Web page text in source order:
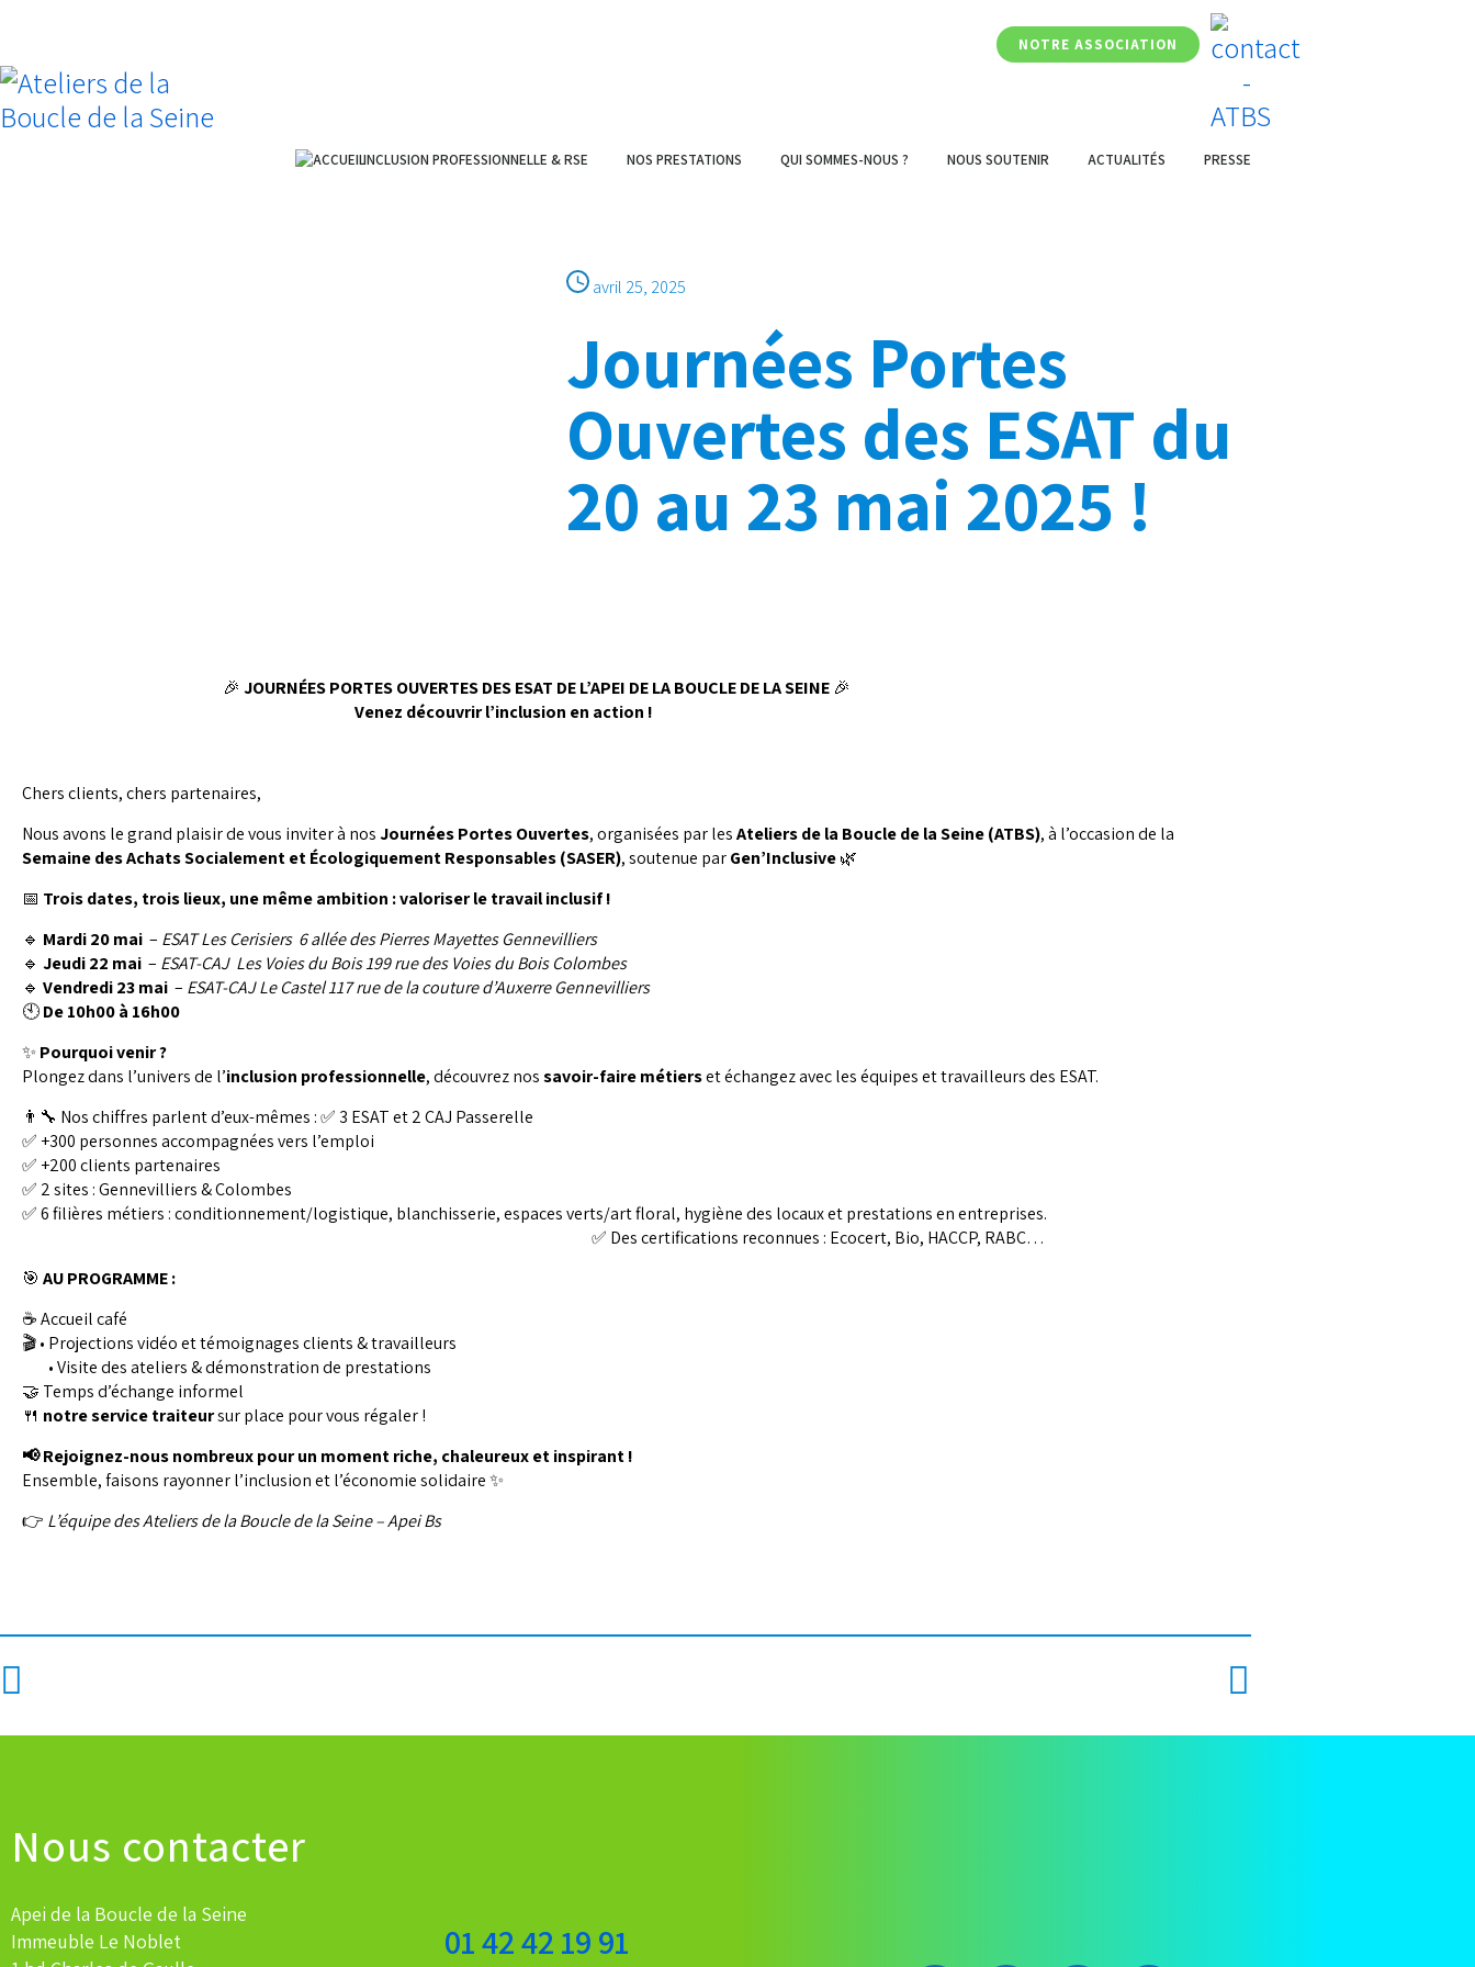
NOTRE ASSOCIATION
ACCUEIL INCLUSION PROFESSIONNELLE & RSE NOS PRESTATIONS QUI SOMMES-NOUS ? NOUS SOUTENIR ACTUALITÉS PRESSE
avril 25, 2025
Journées Portes
Ouvertes des ESAT du
20 au 23 mai 2025 !
🎉 JOURNÉES PORTES OUVERTES DES ESAT DE L’APEI DE LA BOUCLE DE LA SEINE 🎉
Venez découvrir l’inclusion en action !
Chers clients, chers partenaires,
Nous avons le grand plaisir de vous inviter à nosJournées Portes Ouvertes, organisées par lesAteliers de la Boucle de la Seine (ATBS), à l’occasion de la
Semaine des Achats Socialement et Écologiquement Responsables (SASER), soutenue parGen’Inclusive🌿
📅 Trois dates, trois lieux, une même ambition : valoriser le travail inclusif !
🔹 Mardi 20 mai – ESAT Les Cerisiers 6 allée des Pierres Mayettes Gennevilliers
🔹 Jeudi 22 mai – ESAT-CAJ Les Voies du Bois 199 rue des Voies du Bois Colombes
🔹 Vendredi 23 mai – ESAT-CAJ Le Castel 117 rue de la couture d’Auxerre Gennevilliers
🕙De 10h00 à 16h00
✨ Pourquoi venir ?
Plongez dans l’univers de l’inclusion professionnelle, découvrez nossavoir-faire métierset échangez avec les équipes et travailleurs des ESAT.
👨‍🔧 Nos chiffres parlent d’eux-mêmes : ✅ 3 ESAT et 2 CAJ Passerelle
✅ +300 personnes accompagnées vers l’emploi
✅ +200 clients partenaires
✅ 2 sites : Gennevilliers & Colombes
✅ 6 filières métiers : conditionnement/logistique, blanchisserie, espaces verts/art floral, hygiène des locaux et prestations en entreprises.
✅ Des certifications reconnues : Ecocert, Bio, HACCP, RABC…
🎯 AU PROGRAMME :
☕ Accueil café
🎬 • Projections vidéo et témoignages clients & travailleurs
• Visite des ateliers & démonstration de prestations
🤝 Temps d’échange informel
🍴 notre service traiteursur place pour vous régaler !
📢Rejoignez-nous nombreux pour un moment riche, chaleureux et inspirant !
Ensemble, faisons rayonner l’inclusion et l’économie solidaire ✨
👉 L’équipe des Ateliers de la Boucle de la Seine – Apei Bs
Nous contacter
Apei de la Boucle de la Seine
Immeuble Le Noblet
01 42 42 19 91